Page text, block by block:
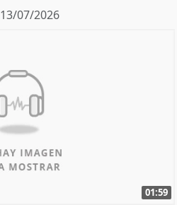
13/07/2026
01:59